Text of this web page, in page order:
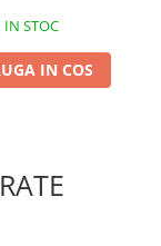
IN STOC
IN COS